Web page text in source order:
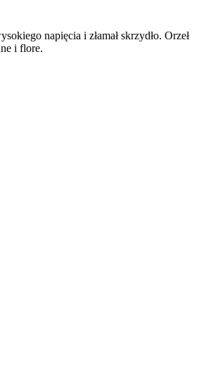
napięcia i złamał skrzydło. Orzeł
i flore.